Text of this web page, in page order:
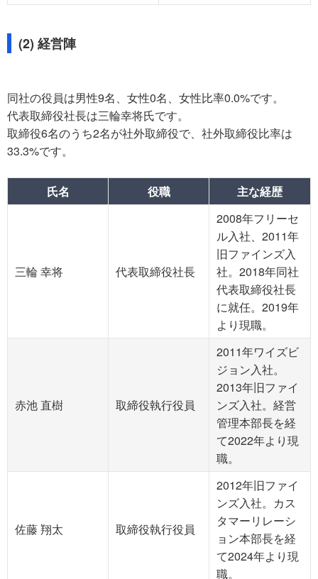
(2) 経営陣
同社の役員は男性9名、女性0名、女性比率0.0%です。
代表取締役社長は三輪幸将氏です。
取締役6名のうち2名が社外取締役で、社外取締役比率は
33.3%です。
氏名 役職 主な経歴
三輪 幸将 代表取締役社長
2008年フリーセ
ル入社、2011年
旧ファインズ入
社。2018年同社
代表取締役社長
に就任。2019年
より現職。
赤池 直樹 取締役執行役員
2011年ワイズビ
ジョン入社。
2013年旧ファイ
ンズ入社。経営
管理本部長を経
て2022年より現
職。
佐藤 翔太 取締役執行役員
2012年旧ファイ
ンズ入社。カス
タマーリレーシ
ョン本部長を経
て2024年より現
職。